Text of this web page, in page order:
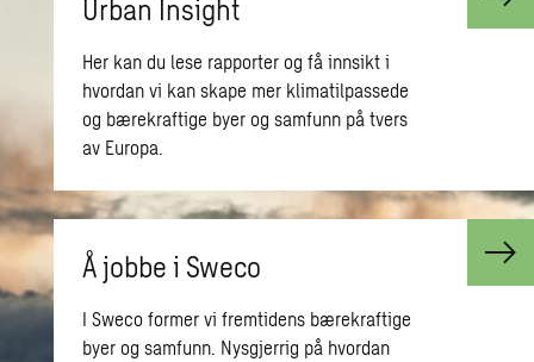
Urban Insight
Her kan du lese rapporter og få innsikt i
hvordan vi kan skape mer klimatilpassede
og bærekraftige byer og samfunn på tvers
av Europa.
Å jobbe i Sweco
I Sweco former vi fremtidens bærekraftige
byer og samfunn. Nysgjerrig på hvordan